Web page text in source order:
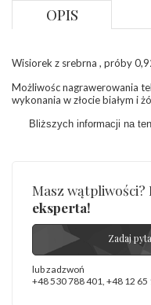
łańcuszka:
Producent
WĘC-
Bezpieczeństwo
- rodzaj
ostrzeżenia:
Nie nadaje
OPIS
Wisiorek z srebrna , próby
Możliwośc nagrawerowania
wykonania w złocie białym i
Bliższych informacji na
Masz wątpliwości?
eksperta!
Zadaj
lub zadzwoń
+48 530 788 401, +48 12 65